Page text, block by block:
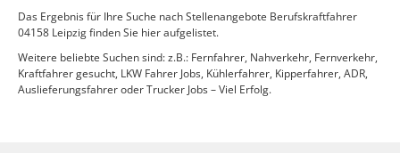
Das Ergebnis für Ihre Suche nach Stellenangebote Berufskraftfahrer
04158 Leipzig finden Sie hier aufgelistet.
Weitere beliebte Suchen sind: z.B.: Fernfahrer, Nahverkehr, Fernverkehr,
Kraftfahrer gesucht, LKW Fahrer Jobs, Kühlerfahrer, Kipperfahrer, ADR,
Auslieferungsfahrer oder Trucker Jobs – Viel Erfolg.